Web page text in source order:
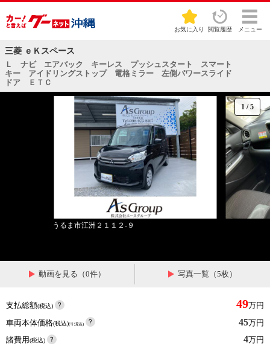
お気に入り 閲覧履歴 メニュー
三菱 ｅＫスペース
Ｌ ナビ エアバック キーレス プッシュスタート スマート
キー アイドリングストップ 電格ミラー 左側パワースライド
ドア ＥＴＣ
1 /5
うるま市江洲２１１２‐９
動画を見る（0件） 写真一覧（5枚）
支払総額(税込) 49万円
車両本体価格(税込)(リ済込) 45万円
諸費用(税込) 4万円